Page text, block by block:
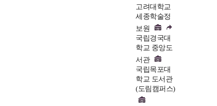
고려대학교
세종학술정
보원
국립경국대
학교 중앙도
서관
국립목포대
학교 도서관
(도림캠퍼스)